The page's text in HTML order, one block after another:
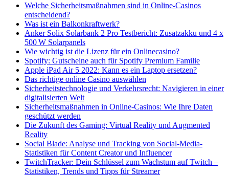
Welche Sicherheitsmaßnahmen sind in Online-Casinos
entscheidend?
Was ist ein Balkonkraftwerk?
Anker Solix Solarbank 2 Pro Testbericht: Zusatzakku und 4 x
500 W Solarpanels
Wie wichtig ist die Lizenz für ein Onlinecasino?
Spotify: Gutscheine auch für Spotify Premium Familie
Apple iPad Air 5 2022: Kann es ein Laptop ersetzen?
Das richtige online Casino auswählen
Sicherheitstechnologie und Verkehrsrecht: Navigieren in einer
digitalisierten Welt
Sicherheitsmaßnahmen in Online-Casinos: Wie Ihre Daten
geschützt werden
Die Zukunft des Gaming: Virtual Reality und Augmented
Reality
Social Blade: Analyse und Tracking von Social-Media-
Statistiken für Content Creator und Influencer
TwitchTracker: Dein Schlüssel zum Wachstum auf Twitch –
Statistiken, Trends und Tipps für Streamer